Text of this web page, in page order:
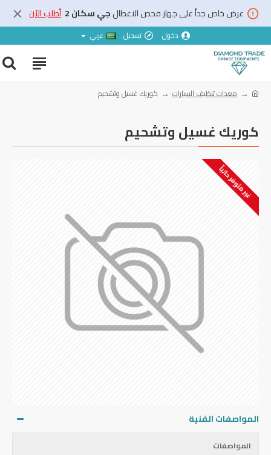
عرض خاص جداً على جهاز فحص الاعطالجي سكان 2 أطلب الآن
دخول تسجيل عربي
معدات تنظيف السيارات كوريك غسيل وتشحيم
كوريك غسيل وتشحيم
غير متوفر حالياً
المواصفات الفنية
المواصفات